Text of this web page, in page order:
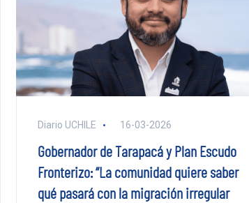
Diario UCHILE 16-03-2026
Gobernador de Tarapacá y Plan Escudo
Fronterizo: “La comunidad quiere saber
qué pasará con la migración irregular